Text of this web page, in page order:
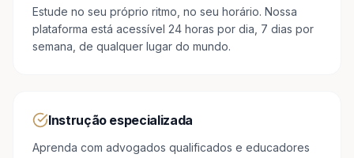
Estude no seu próprio ritmo, no seu horário. Nossa
plataforma está acessível 24 horas por dia, 7 dias por
semana, de qualquer lugar do mundo.
Instrução especializada
Aprenda com advogados qualificados e educadores